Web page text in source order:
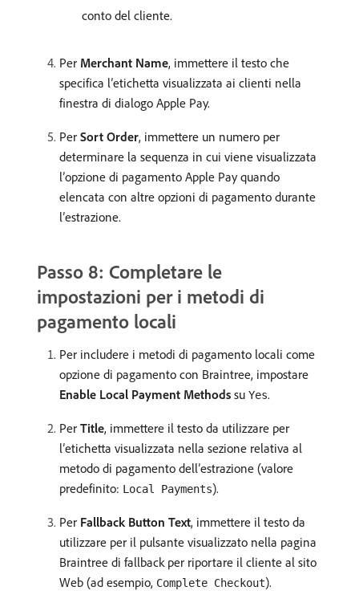
conto del cliente.
Per Merchant Name, immettere il testo che
specifica l’etichetta visualizzata ai clienti nella
finestra di dialogo Apple Pay.
Per Sort Order, immettere un numero per
determinare la sequenza in cui viene visualizzata
l’opzione di pagamento Apple Pay quando
elencata con altre opzioni di pagamento durante
l’estrazione.
Passo 8: Completare le
impostazioni per i metodi di
pagamento locali
Per includere i metodi di pagamento locali come
opzione di pagamento con Braintree, impostare
Enable Local Payment Methods su Yes.
Per Title, immettere il testo da utilizzare per
l’etichetta visualizzata nella sezione relativa al
metodo di pagamento dell’estrazione (valore
predefinito: Local Payments).
Per Fallback Button Text, immettere il testo da
utilizzare per il pulsante visualizzato nella pagina
Braintree di fallback per riportare il cliente al sito
Web (ad esempio, Complete Checkout).